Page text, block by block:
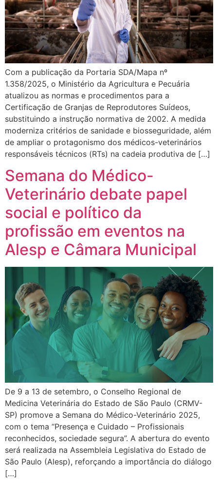
Com a publicação da Portaria SDA/Mapa nº
1.358/2025, o Ministério da Agricultura e Pecuária
atualizou as normas e procedimentos para a
Certificação de Granjas de Reprodutores Suídeos,
substituindo a instrução normativa de 2002. A medida
moderniza critérios de sanidade e biosseguridade, além
de ampliar o protagonismo dos médicos-veterinários
responsáveis técnicos (RTs) na cadeia produtiva de […]
Semana do Médico-
Veterinário debate papel
social e político da
profissão em eventos na
Alesp e Câmara Municipal
De 9 a 13 de setembro, o Conselho Regional de
Medicina Veterinária do Estado de São Paulo (CRMV-
SP) promove a Semana do Médico-Veterinário 2025,
com o tema “Presença e Cuidado – Profissionais
reconhecidos, sociedade segura”. A abertura do evento
será realizada na Assembleia Legislativa do Estado de
São Paulo (Alesp), reforçando a importância do diálogo
[…]